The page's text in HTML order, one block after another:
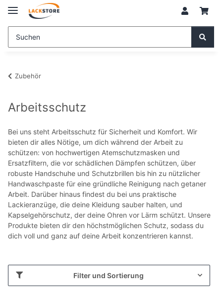
Zubehör
Arbeitsschutz
Bei uns steht Arbeitsschutz für Sicherheit und Komfort. Wir
bieten dir alles Nötige, um dich während der Arbeit zu
schützen: von hochwertigen Atemschutzmasken und
Ersatzfiltern, die vor schädlichen Dämpfen schützen, über
robuste Handschuhe und Schutzbrillen bis hin zu nützlicher
Handwaschpaste für eine gründliche Reinigung nach getaner
Arbeit. Darüber hinaus findest du bei uns praktische
Lackieranzüge, die deine Kleidung sauber halten, und
Kapselgehörschutz, der deine Ohren vor Lärm schützt. Unsere
Produkte bieten dir den höchstmöglichen Schutz, sodass du
dich voll und ganz auf deine Arbeit konzentrieren kannst.
Filter und Sortierung